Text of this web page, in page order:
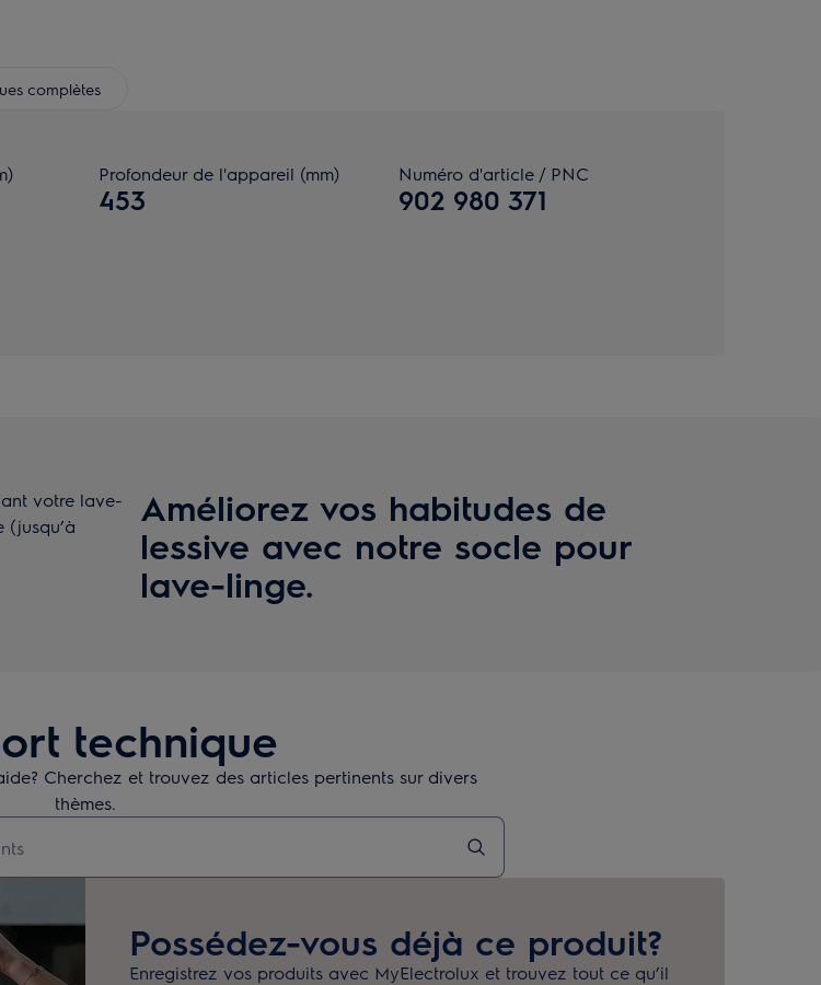
complètes
Profondeur de l'appareil (mm)
453
Numéro d'article / PNC
902 980 371
Améliorez vos habitudes de
lessive avec notre socle pour
lave-linge.
votre lave-
technique
Cherchez et trouvez des articles pertinents sur divers
thèmes.
Possédez-vous déjà ce produit?
Enregistrez vos produits avec MyElectrolux et trouvez tout ce qu’il